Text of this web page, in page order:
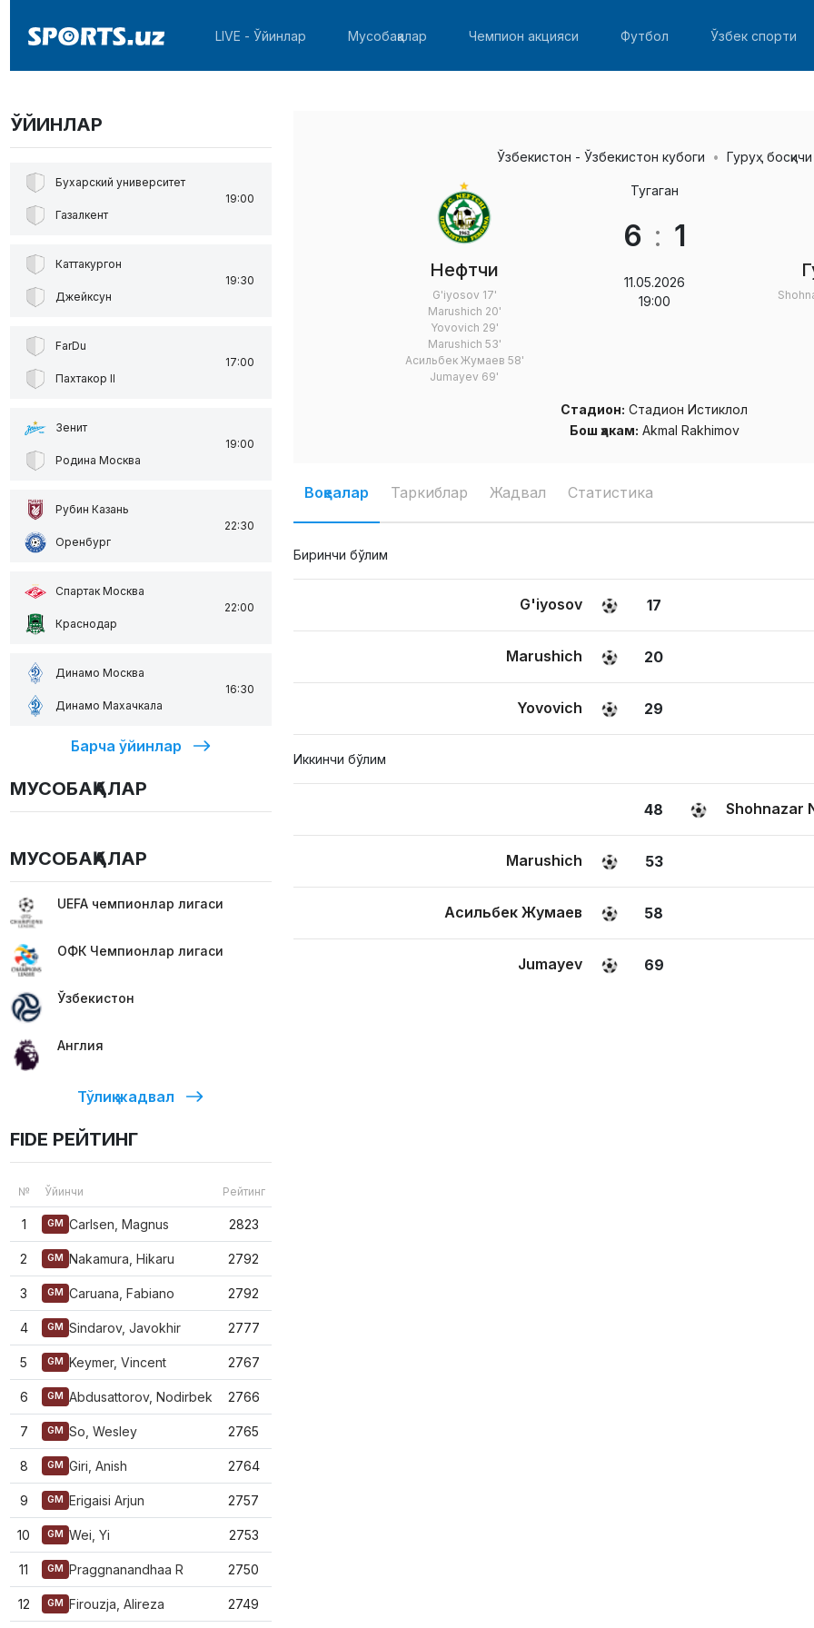
LIVE - Ўйинлар Мусобақалар Чемпион акцияси Футбол Ўзбек спорти
ЎЙИНЛАР
Бухарский университет
Газалкент
19:00
Каттакургон
Джейксун
19:30
FarDu
Пахтакор II
17:00
Зенит
Родина Москва
19:00
Рубин Казань
Оренбург
22:30
Спартак Москва
Краснодар
22:00
Динамо Москва
Динамо Махачкала
16:30
Барча ўйинлар
МУСОБАҚАЛАР
МУСОБАҚАЛАР
UEFA чемпионлар лигаси
ОФК Чемпионлар лигаси
Ўзбекистон
Англия
Тўлиқ жадвал
FIDE РЕЙТИНГ
№ Ўйинчи Рейтинг
1 GM Carlsen, Magnus 2823
2 GM Nakamura, Hikaru 2792
3 GM Caruana, Fabiano 2792
4 GM Sindarov, Javokhir 2777
5 GM Keymer, Vincent 2767
6 GM Abdusattorov, Nodirbek 2766
7 GM So, Wesley 2765
8 GM Giri, Anish 2764
9 GM Erigaisi Arjun 2757
10 GM Wei, Yi 2753
11 GM Praggnanandhaa R 2750
12 GM Firouzja, Alireza 2749
Ўзбекистон - Ўзбекистон кубоги Гуруҳ босқичи
Нефтчи
G'iyosov 17'
Marushich 20'
Yovovich 29'
Marushich 53'
Асильбек Жумаев 58'
Jumayev 69'
Тугаган
6 : 1
11.05.2026
19:00
Стадион: Стадион Истиклол
Бош ҳакам: Akmal Rakhimov
Воқеалар Таркиблар Жадвал Статистика
Биринчи бўлим
17
G'iyosov
20
Marushich
29
Yovovich
Иккинчи бўлим
48 Shohnazar
53
Marushich
58
Асильбек Жумаев
69
Jumayev